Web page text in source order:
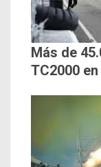
Más de
TC2000